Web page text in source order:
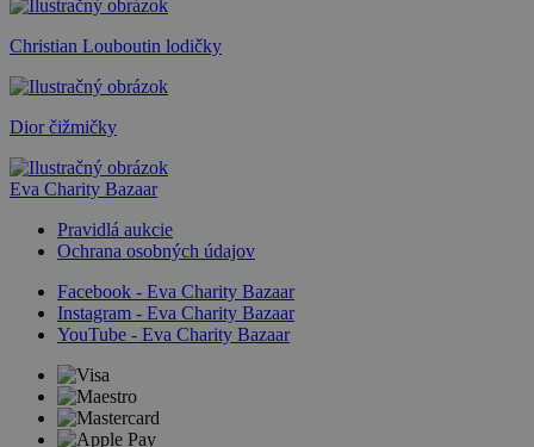
Christian Louboutin lodičky
Dior čižmičky
Eva Charity Bazaar
Pravidlá aukcie
Ochrana osobných údajov
Facebook - Eva Charity Bazaar
Instagram - Eva Charity Bazaar
YouTube - Eva Charity Bazaar